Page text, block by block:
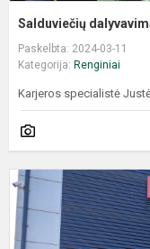
Salduviečių
Paskelbta: 2024-03-11
Kategorija: Renginiai
Karjeros specialistė